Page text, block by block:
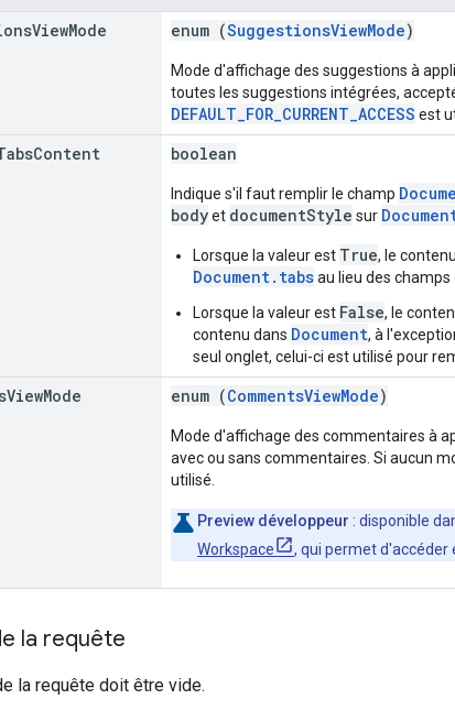
ViewMode enum (SuggestionsViewMode)
Mode d'affichage des suggestions à
toutes les suggestions intégrées,
DEFAULT_FOR_CURRENT_ACCESS est
Content boolean
Indique s'il faut remplir le champ
bodyet documentStyle sur
Lorsque la valeur est True, le
Document.tabsau lieu des
Lorsque la valeur est False, le
contenu dans Document, à
seul onglet, celui-ci est utilisé pour
ViewMode enum (CommentsViewMode)
Mode d'affichage des commentaires à
avec ou sans commentaires. Si aucun
utilisé.
Preview développeur : disponible
Workspace
, qui permet d'accéder
la requête
la requête doit être vide.